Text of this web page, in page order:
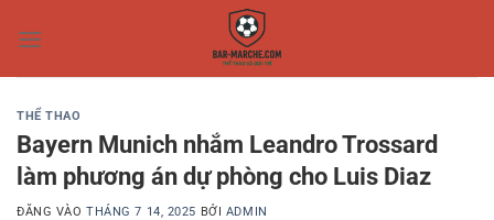
qua
THỂ THAO
Bayern Munich nhắm Leandro Trossard
làm phương án dự phòng cho Luis Diaz
ĐĂNG VÀOTHÁNG 7 14, 2025 BỞI ADMIN